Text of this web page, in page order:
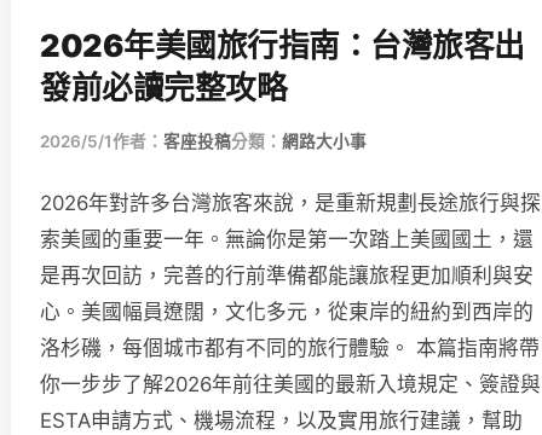
2026年美國旅行指南：台灣旅客出
發前必讀完整攻略
2026/5/1作者： 客座投稿分類： 網路大小事
2026年對許多台灣旅客來說，是重新規劃長途旅行與探
索美國的重要一年。無論你是第一次踏上美國國土，還
是再次回訪，完善的行前準備都能讓旅程更加順利與安
心。美國幅員遼闊，文化多元，從東岸的紐約到西岸的
洛杉磯，每個城市都有不同的旅行體驗。 本篇指南將帶
你一步步了解2026年前往美國的最新入境規定、簽證與
ESTA申請方式、機場流程，以及實用旅行建議，幫助